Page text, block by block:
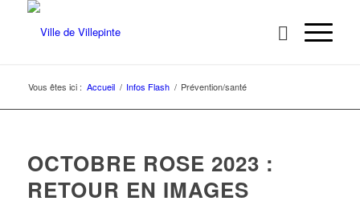
Vous êtes ici : Accueil / Infos Flash / Prévention/santé
OCTOBRE ROSE 2023 :
RETOUR EN IMAGES